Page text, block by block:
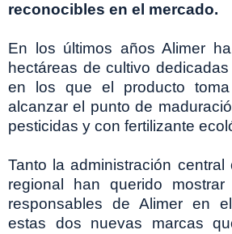
reconocibles en el mercado.
En los últimos años Alimer
hectáreas de cultivo
en los que el producto
alcanzar el punto de
pesticidas y con fertilizante
Tanto la administración central
regional han querido
responsables de Alimer en
estas dos nuevas marcas